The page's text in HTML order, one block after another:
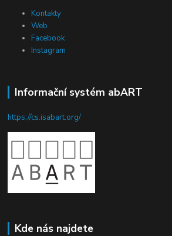
Kontakty
Web
Facebook
Instagram
Informační systém abART
https://cs.isabart.org/
Kde nás najdete